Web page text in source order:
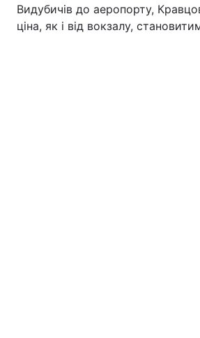
Видубичів до аеропорту,
ціна, як і від вокзалу,